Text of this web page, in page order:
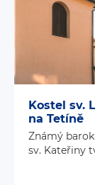
Kostel sv.
na Tetíně
Známý
sv. Kateřiny